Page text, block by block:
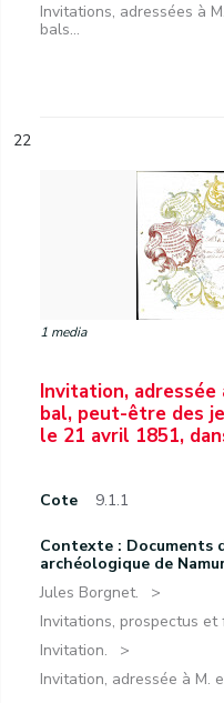
Invitations, adressées à
bals...
22
1 media
Invitation, adressée
bal, peut-être des
le 21 avril 1851,
Cote 9.1.1
Contexte : Documents
archéologique de
Jules Borgnet.
Invitations, prospectus
Invitation.
Invitation, adressée à M.